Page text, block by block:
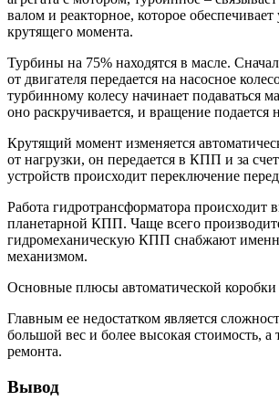
валом и реакторное, которое обеспечивает
крутящего момента.
Турбины на 75% находятся в масле.
от двигателя передается на насосное
турбинному колесу начинает подаваться
оно раскручивается, и вращение
Крутящий момент изменяется
от нагрузки, он передается в КПП и за
устройств происходит переключение
Работа гидротрансформатора происходит
планетарной КПП. Чаще всего
гидромеханическую КПП снабжают
механизмом.
Основные плюсы автоматической коробки
Главным ее недостатком является
большой вес и более высокая стоимость, а
ремонта.
Вывод